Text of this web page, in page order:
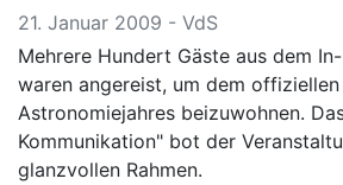
21. Januar 2009 - VdS
Mehrere Hundert Gäste aus dem
waren angereist, um dem
Astronomiejahres beizuwohnen.
Kommunikation" bot der
glanzvollen Rahmen.